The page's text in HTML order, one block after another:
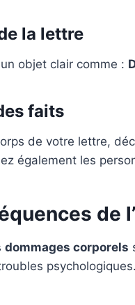
la lettre
objet clair comme :
faits
de votre lettre,
également les
de
dommages corporels